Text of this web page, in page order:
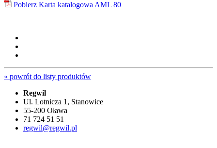
Pobierz Karta katalogowa AML 80
« powrót do listy produktów
Regwil
Ul. Lotnicza 1, Stanowice
55-200 Oława
71 724 51 51
regwil@regwil.pl